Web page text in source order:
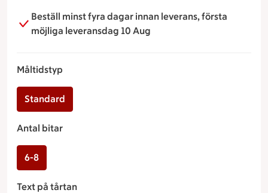
Beställ minst fyra dagar innan leverans, första
möjliga leveransdag 10 Aug
Måltidstyp
Standard
Antal bitar
6-8
Text på tårtan